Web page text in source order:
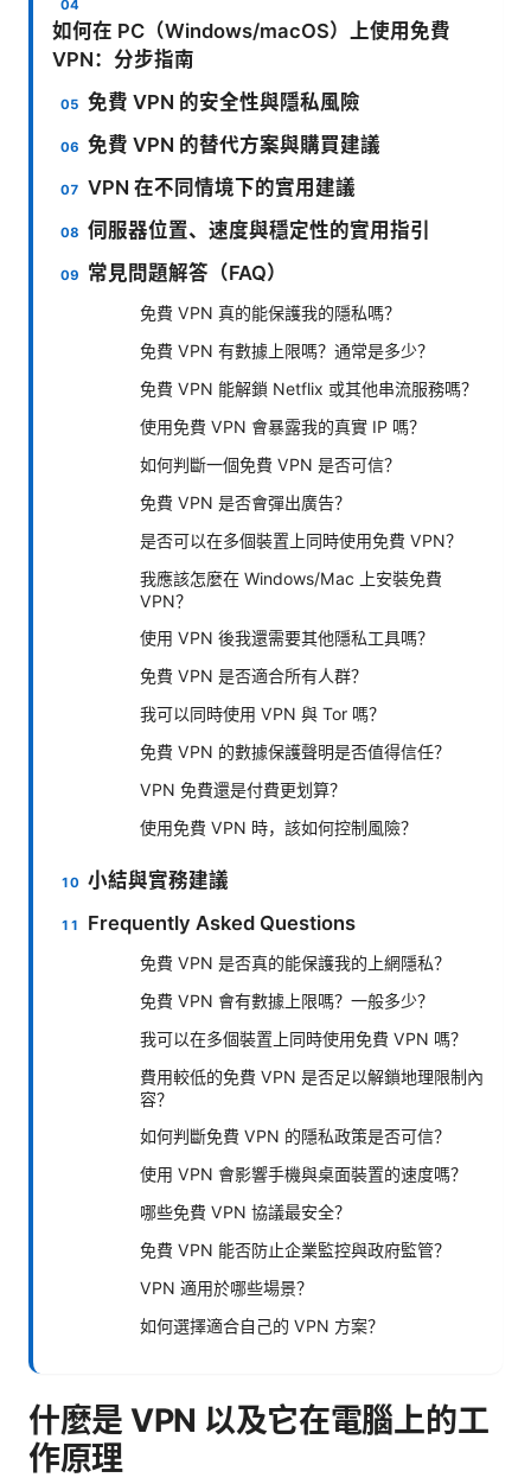
如何在 PC（Windows/macOS）上使用免費
VPN：分步指南
免費 VPN 的安全性與隱私風險
免費 VPN 的替代方案與購買建議
VPN 在不同情境下的實用建議
伺服器位置、速度與穩定性的實用指引
常見問題解答（FAQ）
免費 VPN 真的能保護我的隱私嗎？
免費 VPN 有數據上限嗎？通常是多少？
免費 VPN 能解鎖 Netflix 或其他串流服務嗎？
使用免費 VPN 會暴露我的真實 IP 嗎？
如何判斷一個免費 VPN 是否可信？
免費 VPN 是否會彈出廣告？
是否可以在多個裝置上同時使用免費 VPN？
我應該怎麼在 Windows/Mac 上安裝免費
VPN？
使用 VPN 後我還需要其他隱私工具嗎？
免費 VPN 是否適合所有人群？
我可以同時使用 VPN 與 Tor 嗎？
免費 VPN 的數據保護聲明是否值得信任？
VPN 免費還是付費更划算？
使用免費 VPN 時，該如何控制風險？
小結與實務建議
Frequently Asked Questions
免費 VPN 是否真的能保護我的上網隱私？
免費 VPN 會有數據上限嗎？一般多少？
我可以在多個裝置上同時使用免費 VPN 嗎？
費用較低的免費 VPN 是否足以解鎖地理限制內
容？
如何判斷免費 VPN 的隱私政策是否可信？
使用 VPN 會影響手機與桌面裝置的速度嗎？
哪些免費 VPN 協議最安全？
免費 VPN 能否防止企業監控與政府監管？
VPN 適用於哪些場景？
如何選擇適合自己的 VPN 方案？
什麼是 VPN 以及它在電腦上的工
作原理